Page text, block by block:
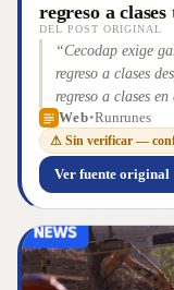
regreso a
DEL POST ORIGINAL
“Cecodap exige
regreso a clases
regreso a clases
por los sismos
solo de reactivar
condiciones de
niñas, niños y
que [&#8230;] La
y protección para
publicó primero
Web•Runrunes
⚠ Sin verificar —
Ver fuente